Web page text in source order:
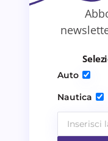
Salva il mio
per il
Auto
Nautica